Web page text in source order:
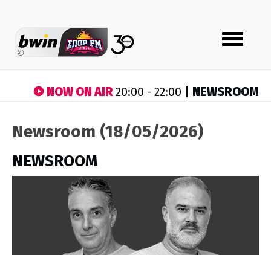
Toggle
navigation
NOW ON AIR20:00 - 22:00 | NEWSROOM
Newsroom (18/05/2026)
NEWSROOM